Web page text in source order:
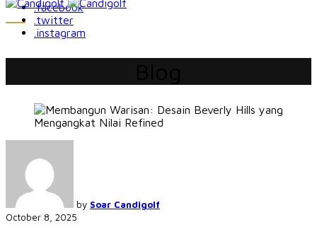
.facebook
.twitter
.instagram
by Soar Candigolf
October 8, 2025